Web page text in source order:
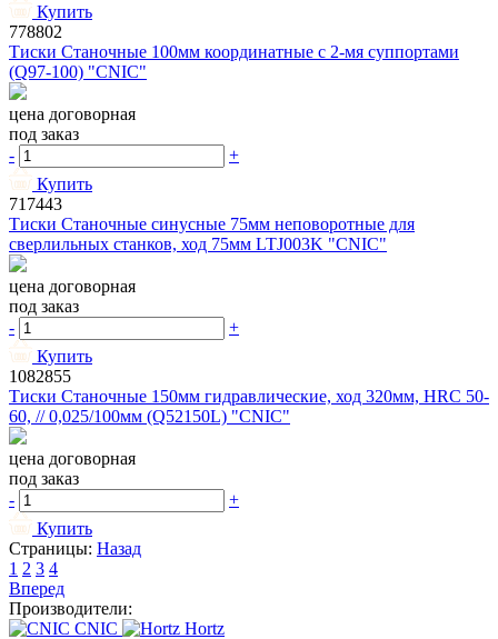
Купить
778802
Тиски Станочные 100мм координатные с 2-мя суппортами
(Q97-100) "CNIC"
цена договорная
под заказ
-
+
Купить
717443
Тиски Станочные синусные 75мм неповоротные для
сверлильных станков, ход 75мм LTJ003K "CNIC"
цена договорная
под заказ
-
+
Купить
1082855
Тиски Станочные 150мм гидравлические, ход 320мм, HRC 50-
60, // 0,025/100мм (Q52150L) "CNIC"
цена договорная
под заказ
-
+
Купить
Страницы: Назад
1 2 3 4
Вперед
Производители:
CNIC
Hortz